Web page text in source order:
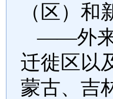
（区）
——外来
迁徙区以
蒙古、吉